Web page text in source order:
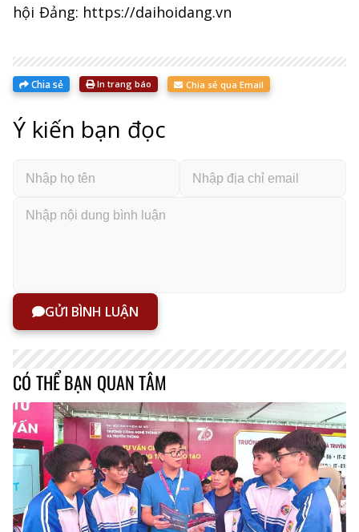
hội Đảng: https://daihoidang.vn
Chia sẻ In trang báo Chia sẻ qua Email
Ý kiến bạn đọc
GỬI BÌNH LUẬN
CÓ THỂ BẠN QUAN TÂM